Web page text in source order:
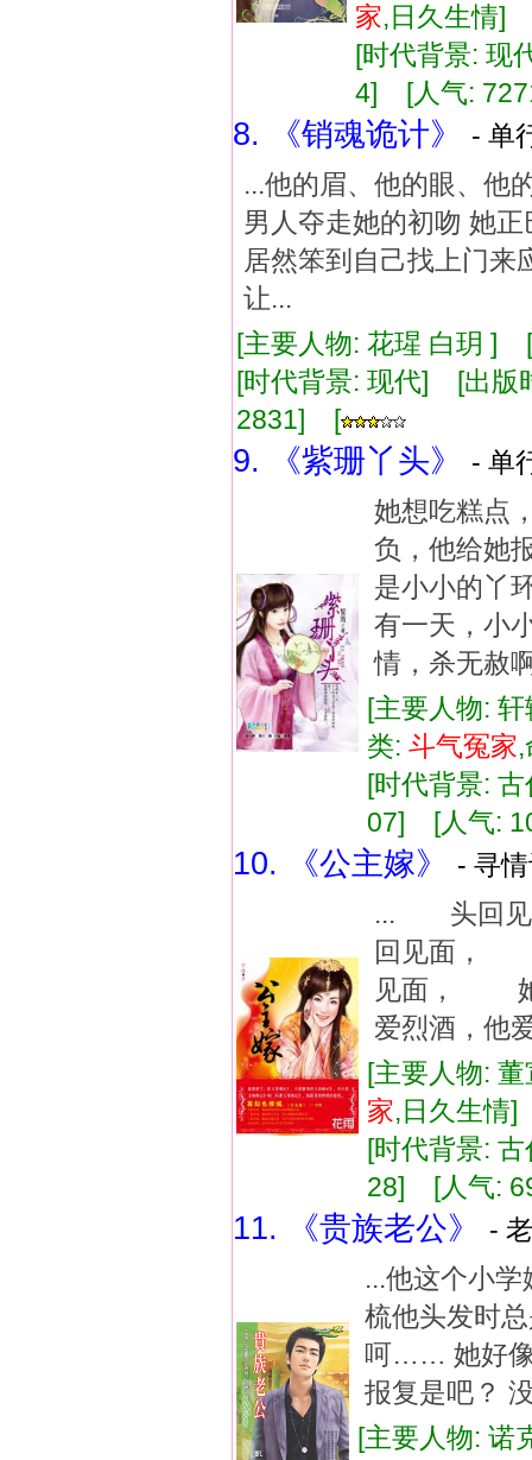
家,日久生情
[时代背景:
4] [人气:
8. 《销魂诡计》
- 单
...他的眉、他的眼、他
男人夺走她的初吻 她
居然笨到自己找上门来
让...
[主要人物: 花瑆 白玥
[时代背景: 现代] [出
2831] [
9. 《紫珊丫头》
- 单
她想吃糕点
负，他给她
是小小的丫
有一天，小
情，杀无赦
[主要人物:
类: 斗气冤家
[时代背景:
07] [人气:
10. 《公主嫁》
- 寻
... 头回见
回见面，
见面， 她
爱烈酒，
[主要人物:
家,日久生
[时代背景:
28] [人气:
11. 《贵族老公》
-
...他这个小
梳他头发时
呵…… 她好像
报复是吧？
[主要人物: